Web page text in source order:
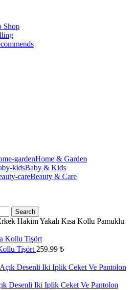
Shop
Home & Garden
Baby & Kids
Beauty & Care
Search
Hakim Yakalı Kısa Kollu Pamuklu
Tişört 259.99 ₺
Desenli Iki Iplik Ceket Ve Pantolon